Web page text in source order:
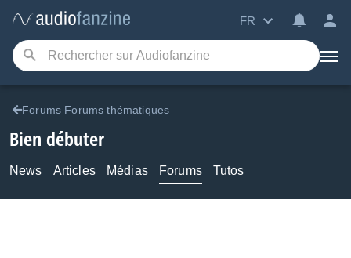
FR
Forums Forums thématiques
Bien débuter
News Articles Médias Forums Tutos